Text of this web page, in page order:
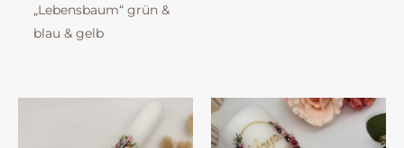
„Lebensbaum“ grün &
blau & gelb